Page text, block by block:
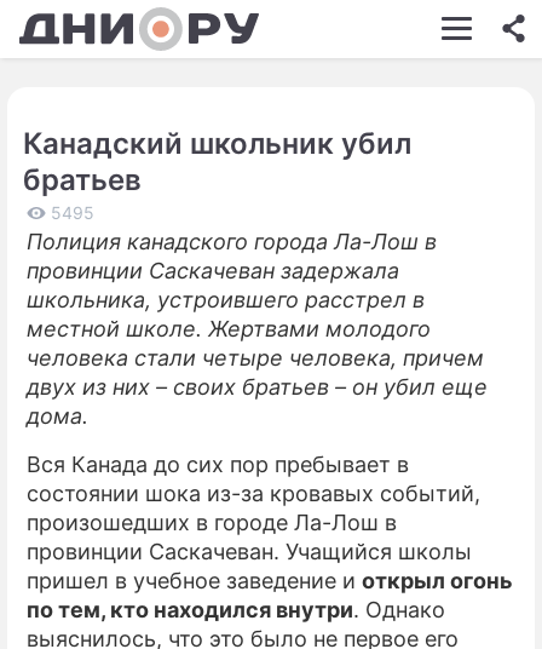
ШОУ-БИЗНЕС
КИНО
ЗДОРОВЬЕ
ЭКОНОМИКА
ПРОИСШЕСТВИЯ
СОННИК
СЕРИАЛЫ
ИГРЫ
ПРЕСС-РЕЛИЗЫ
О ПРОЕКТЕ
Канадский школьник убил
братьев
5495
Полиция канадского города Ла-Лош в
провинции Саскачеван задержала
школьника, устроившего расстрел в
местной школе. Жертвами молодого
человека стали четыре человека, причем
двух из них – своих братьев – он убил еще
дома.
Вся Канада до сих пор пребывает в
состоянии шока из-за кровавых событий,
произошедших в городе Ла-Лош в
провинции Саскачеван. Учащийся школы
пришел в учебное заведение и открыл огонь
по тем, кто находился внутри. Однако
выяснилось, что это было не первое его